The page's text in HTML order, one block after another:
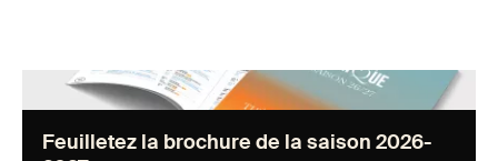
Feuilletez la brochure de la saison 2026-2027 "
loading="lazy" />
Feuilletez la brochure de la saison 2026-